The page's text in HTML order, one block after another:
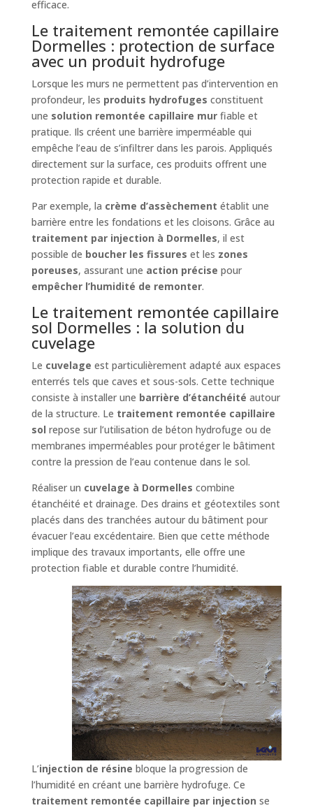
efficace.
Le traitement remontée capillaire
Dormelles : protection de surface
avec un produit hydrofuge
Lorsque les murs ne permettent pas d’intervention en
profondeur, les produits hydrofuges constituent
une solution remontée capillaire murfiable et
pratique. Ils créent une barrière imperméable qui
empêche l’eau de s’infiltrer dans les parois. Appliqués
directement sur la surface, ces produits offrent une
protection rapide et durable.
Par exemple, la crème d’assèchement établit une
barrière entre les fondations et les cloisons. Grâce au
traitement par injection à Dormelles, il est
possible de boucher les fissures et les zones
poreuses, assurant une action précise pour
empêcher l’humidité de remonter.
Le traitement remontée capillaire
sol Dormelles : la solution du
cuvelage
Le cuvelage est particulièrement adapté aux espaces
enterrés tels que caves et sous-sols. Cette technique
consiste à installer une barrière d’étanchéité autour
de la structure. Le traitement remontée capillaire
sol repose sur l’utilisation de béton hydrofuge ou de
membranes imperméables pour protéger le bâtiment
contre la pression de l’eau contenue dans le sol.
Réaliser un cuvelage à Dormelles combine
étanchéité et drainage. Des drains et géotextiles sont
placés dans des tranchées autour du bâtiment pour
évacuer l’eau excédentaire. Bien que cette méthode
implique des travaux importants, elle offre une
protection fiable et durable contre l’humidité.
L’injection de résine bloque la progression de
l’humidité en créant une barrière hydrofuge. Ce
traitement remontée capillaire par injection se